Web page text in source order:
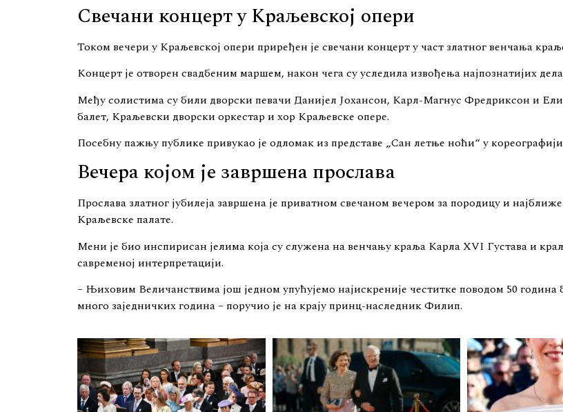
Свечани концерт у Краљевској опери
Током вечери у Краљевској опери приређен је свечани концерт у част златног венчања
Концерт је отворен свадбеним маршем, након чега су уследила извођења најпознатијих
Међу солистима су били дворски певачи Данијел Јохансон, Карл-Магнус Фредриксон и
балет, Краљевски дворски оркестар и хор Краљевске опере.
Посебну пажњу публике привукао је одломак из представе „Сан летње ноћи“ у
Вечера којом је завршена прослава
Прослава златног јубилеја завршена је приватном свечаном вечером за породицу и
Краљевске палате.
Мени је био инспирисан јелима која су служена на венчању краља Карла XVI Густава и
савременој интерпретацији.
– Њиховим Величанствима још једном упућујемо најискреније честитке поводом 50
много заједничких година – поручио је на крају принц-наследник Филип.